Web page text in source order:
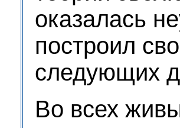
оказалась
построил
следующих
Во всех